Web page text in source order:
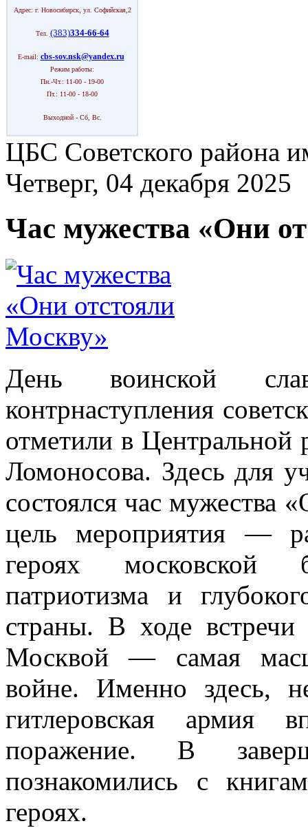
Адрес: г. Новосибирск, ул. Софийская,2
Тел. (383)334-66-64
E-mail: cbs-sov.nsk@yandex.ru
Режим работы:
Пн.-Чт.: 11-00 - 19-00
Пт.: 11-00 - 18-00
Выходной - Сб, Вс.
ЦБС Советского района
Четверг, 04 декабря 2025
Час мужества «Они
День воинской
контрнаступления
отметили в
Ломоносова. Здесь для
состоялся час мужества
цель мероприятия —
героях московской
патриотизма и
страны. В ходе встречи
Москвой — самая
войне. Именно здесь,
гитлеровская армия
поражение. В
познакомились с
героях.